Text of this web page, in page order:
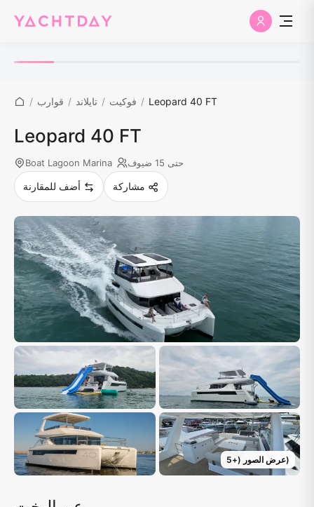
/ قوارب / تايلاند / فوكيت / Leopard 40 FT
Leopard 40 FT
Boat Lagoon Marina حتى 15 ضيوف
أضف للمقارنة مشاركة
عرض الصور (+
5 )